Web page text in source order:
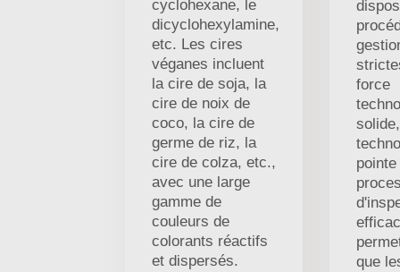
cyclohexane, le
dicyclohexylamine,
etc. Les cires
véganes incluent
la cire de soja, la
cire de noix de
coco, la cire de
germe de riz, la
cire de colza, etc.,
avec une large
gamme de
couleurs de
colorants réactifs
et dispersés.
force
que